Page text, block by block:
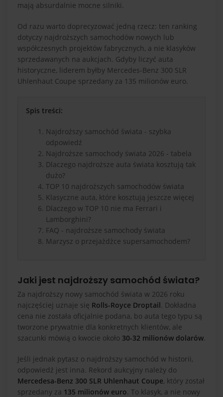
mają absurdalnie mocne silniki.
Od razu warto doprecyzować jedną rzecz: ten ranking
dotyczy najdroższych samochodów nowych lub
współczesnych projektów fabrycznych, a nie klasyków
sprzedawanych na aukcjach. Gdyby liczyć auta
historyczne, liderem byłby Mercedes-Benz 300 SLR
Uhlenhaut Coupe sprzedany za 135 milionów euro.
Spis treści:
Najdroższy samochód świata - szybka
odpowiedź
Najdroższe samochody świata 2026 - tabela
Dlaczego najdroższe auta świata kosztują tak
dużo?
TOP 10 najdroższych samochodów świata
Klasyczne auta, które kosztują jeszcze więcej
Dlaczego w TOP 10 nie ma Ferrari i
Lamborghini?
FAQ - najdroższe samochody świata
Marzysz o przejażdżce supersamochodem?
Jaki jest najdroższy samochód świata?
Za najdroższy nowy samochód świata w 2026 roku
najczęściej uznaje się Rolls-Royce Droptail. Dokładna
cena nie została oficjalnie podana, bo auta tego typu są
tworzone prywatnie dla konkretnych klientów, ale
szacunki mówią o kwocie około 30-32 milionów dolarów.
Jeśli jednak pytasz o najdroższy samochód w historii,
odpowiedź jest inna. Rekord aukcyjny należy do
Mercedesa-Benz 300 SLR Uhlenhaut Coupe, który został
sprzedany za 135 milionów euro. To klasyk, a nie nowy